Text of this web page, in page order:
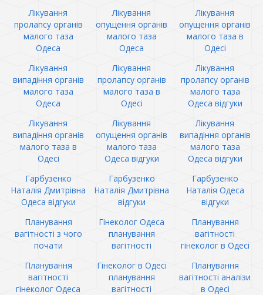
Лікування
пролапсу органів
малого таза
Одеса
Лікування
опущення органів
малого таза
Одеса
Лікування
опущення органів
малого таза в
Одесі
Лікування
випадіння органів
малого таза
Одеса
Лікування
пролапсу органів
малого таза в
Одесі
Лікування
пролапсу органів
малого таза
Одеса відгуки
Лікування
випадіння органів
малого таза в
Одесі
Лікування
опущення органів
малого таза
Одеса відгуки
Лікування
випадіння органів
малого таза
Одеса відгуки
Гарбузенко
Наталія Дмитрівна
Одеса відгуки
Гарбузенко
Наталія Дмитрівна
відгуки
Гарбузенко
Наталія Одеса
відгуки
Планування
вагітності з чого
почати
Гінеколог Одеса
планування
вагітності
Планування
вагітності
гінеколог в Одесі
Планування
вагітності
гінеколог Одеса
Гінеколог в Одесі
планування
вагітності
Планування
вагітності аналізи
в Одесі